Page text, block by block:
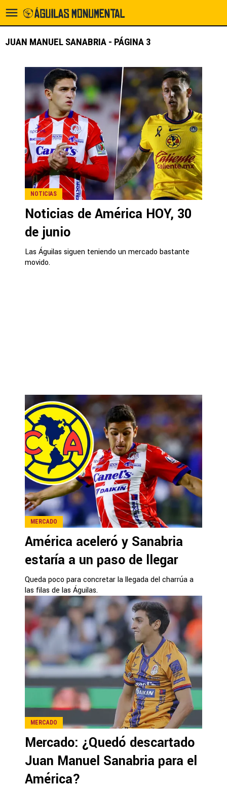
JUAN MANUEL SANABRIA - PÁGINA 3
NOTICIAS
Noticias de América HOY, 30
de junio
Las Águilas siguen teniendo un mercado bastante
movido.
MERCADO
América aceleró y Sanabria
estaría a un paso de llegar
Queda poco para concretar la llegada del charrúa a
las filas de las Águilas.
MERCADO
Mercado: ¿Quedó descartado
Juan Manuel Sanabria para el
América?